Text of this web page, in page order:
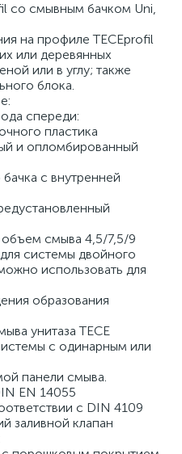
со смывным бачком Uni,
на профиле TECEprofil
или деревянных
или в углу; также
блока.
спереди:
пластика
и опломбированный
с внутренней
смыва 4,5/7,5/9
системы двойного
использовать для
образования
унитаза TECE
с одинарным или
панели смыва.
EN 14055
с DIN 4109
заливной клапан